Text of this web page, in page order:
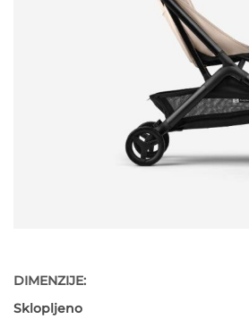
DIMENZIJE:
Sklopljeno